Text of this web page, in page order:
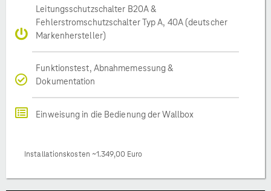
Leitungsschutzschalter B20A &
Fehlerstromschutzschalter Typ A, 40A (deutscher
Markenhersteller)
Funktionstest, Abnahmemessung &
Dokumentation
Einweisung in die Bedienung der Wallbox
Installationskosten ~1.349,00 Euro